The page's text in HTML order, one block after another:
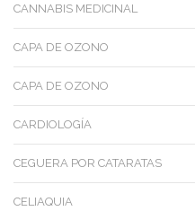
CANNABIS MEDICINAL
CAPA DE OZONO
CAPA DE OZONO
CARDIOLOGÍA
CEGUERA POR CATARATAS
CELIAQUIA